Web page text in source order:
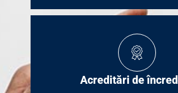
Acreditări de